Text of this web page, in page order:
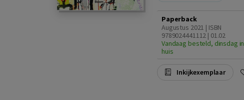
Paperback
Augustus 2021 | ISBN
9789024441112 | 01.02
Vandaag besteld, dinsdag in
huis
Inkijkexemplaar